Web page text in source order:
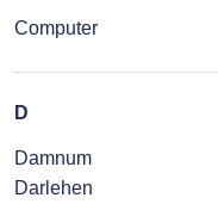
Computer
D
Damnum
Darlehen